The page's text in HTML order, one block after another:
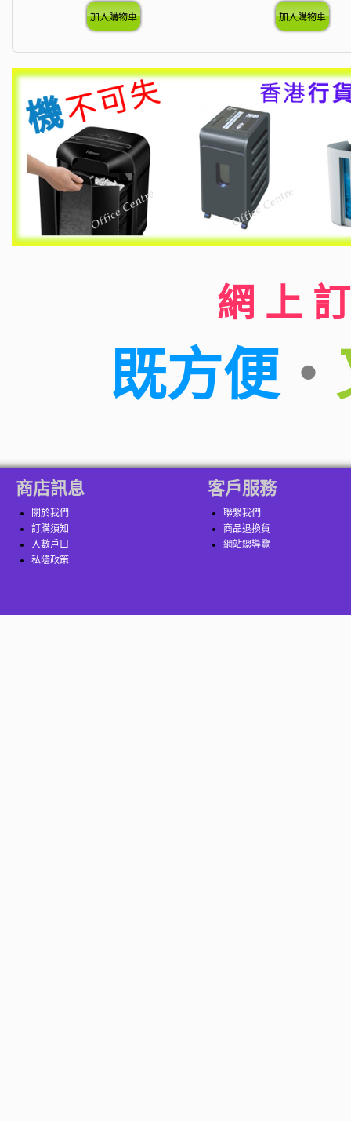
網 上
既方便‧
商店訊息
關於我們
訂購須知
入數戶口
私隱政策
客戶服務
聯繫我們
商品退換貨
網站總導覽